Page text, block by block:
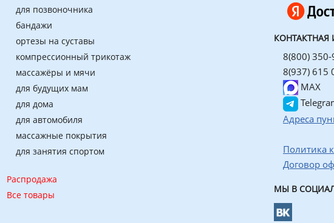
для позвоночника
бандажи
ортезы на суставы
компрессионный трикотаж
массажёры и мячи
для будущих мам
для дома
для автомобиля
массажные покрытия
для занятия спортом
Распродажа
Все товары
8(800)
8(937) 615
MAX
Адреса
Политика
Договор
МЫ В